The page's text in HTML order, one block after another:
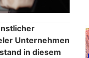
Unternehmen
in diesem